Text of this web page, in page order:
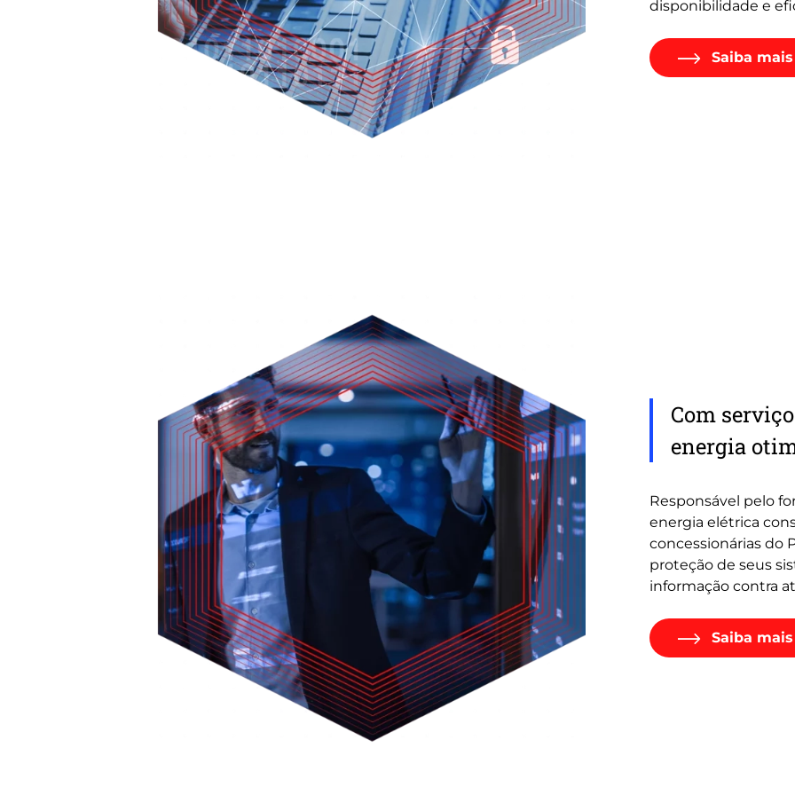
disponibilidade e
Saiba mais
Com
energia
Responsável pelo
energia elétrica
concessionárias do
proteção de seus
informação contra
Saiba mais